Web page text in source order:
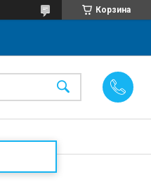
Корзина